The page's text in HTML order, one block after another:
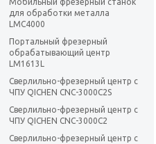
Мобильный фрезерный станок
для обработки металла
LMC4000
Портальный фрезерный
обрабатывающий центр
LM1613L
Сверлильно-фрезерный центр с
ЧПУ QICHEN CNC-3000C2S
Сверлильно-фрезерный центр с
ЧПУ QICHEN CNC-3000C2
Сверлильно-фрезерный центр с